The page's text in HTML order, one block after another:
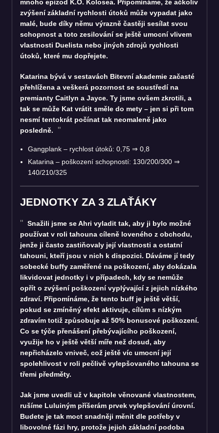
mnoho epizod K.O. Kolosea. Připomínáme, že ačkoliv
zvýšení základní rychlosti útoků může vypadat jako
malé, bude díky němu výrazně častěji sesílat svou
schopnost a toto zesilování se ještě umocní vlivem
vlastnosti Duelista nebo jiných zdrojů rychlosti
útoků, které mu dopřejete.
Katarina bývá v sestavách Bitevní akademie začasté
přehlížena a veškerá pozornost se soustředí na
premianty Caitlyn a Jayce. Ty jsme ovšem zkrotili, a
tak se může Kat vrátit směle do mety – jen si při tom
nesmí tentokrát počínat tak neomaleně jako
posledně.
Gangplank – rychlost útoků: 0,75 ⇒ 0,8
Katarina – poškození schopností: 130/200/300 ⇒
140/210/325
JEDNOTKY ZA 3 ZLAŤÁKY
Snažili jsme se Ahri vyladit tak, aby ji bylo možné
používat v roli tahouna cíleně loveného z obchodu,
jenže ji často zastiňovaly její vlastnosti a ostatní
tahouni, kteří jsou v nich k dispozici. Dáváme jí tedy
sobecké buffy zaměřené na poškození, aby dokázala
likvidovat jednotky i v případech, kdy se nemůže
opřít o zvýšení poškození vyplývající z jejich nízkého
zdraví. Připomínáme, že tento buff je ještě větší,
pokud se zmíněný efekt aktivuje, cílům s nízkým
zdravím totiž způsobuje až 50% bonusové poškození.
Co se týče přenášení přebývajícího poškození,
využije ho v ještě větší míře než dosud, aby
nepřicházelo vniveč, což ještě víc umocní její
spolehlivost v roli pečlivě vylepšovaného tahouna se
třemi předměty.
Jak jsme uvedli už v kapitole věnované vlastnostem,
rušíme Luluiným příšerám prvek vylepšování úrovní.
Budete je tak moct snadněji měnit dle potřeby v
libovolné fázi hry, protože jejich základní podoba